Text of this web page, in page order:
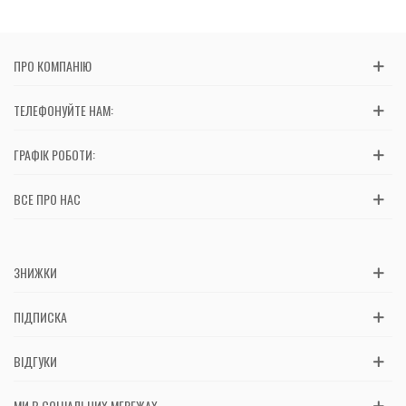
ПРО КОМПАНІЮ
ТЕЛЕФОНУЙТЕ НАМ:
ГРАФІК РОБОТИ:
ВСЕ ПРО НАС
ЗНИЖКИ
ПІДПИСКА
ВІДГУКИ